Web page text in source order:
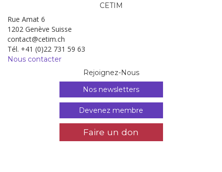
CETIM
Rue Amat 6
1202 Genève Suisse
contact@cetim.ch
Tél. +41 (0)22 731 59 63
Nous contacter
Rejoignez-Nous
Nos newsletters
Devenez membre
Faire un don